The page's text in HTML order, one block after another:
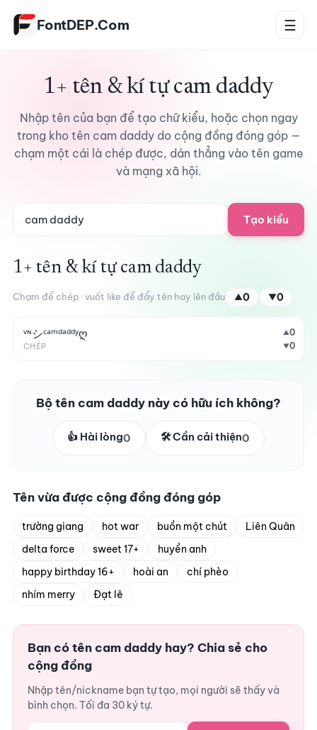
FontDEP.Com ☰
1+ tên & kí tự cam daddy
Nhập tên của bạn để tạo chữ kiểu, hoặc chọn ngay
trong kho tên cam daddy do cộng đồng đóng góp —
chạm một cái là chép được, dán thẳng vào tên game
và mạng xã hội.
Tạo kiểu
1+ tên & kí tự cam daddy
Chạm để chép · vuốt like để đẩy tên hay lên đầu ▲0 ▼0
ᵛᶰシᶜᵃᵐㅤᵈᵃᵈᵈʸღ
CHÉP
▲0
▼0
Bộ tên cam daddy này có hữu ích không?
👍 Hài lòng0 🛠️ Cần cải thiện0
Tên vừa được cộng đồng đóng góp
trường giang hot war buồn một chút
Liên Quân
delta force
sweet 17+
huyền anh
happy birthday 16+
hoài an
chí phèo
nhím merry
Đạt lê
Bạn có tên cam daddy hay? Chia sẻ cho
cộng đồng
Nhập tên/nickname bạn tự tạo, mọi người sẽ thấy và
bình chọn. Tối đa 30 ký tự.